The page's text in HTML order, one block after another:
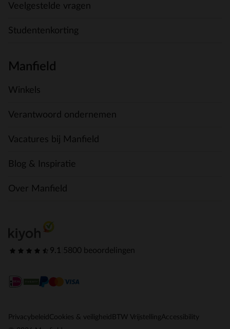
Veelgestelde vragen
Studentenkorting
Manfield
Winkels
Verantwoord ondernemen
Vacatures bij Manfield
Blog & Inspiratie
Over Manfield
9.1 5800 beoordelingen
Privacybeleid Cookies & veiligheid BTW VrijstellingAccessibility